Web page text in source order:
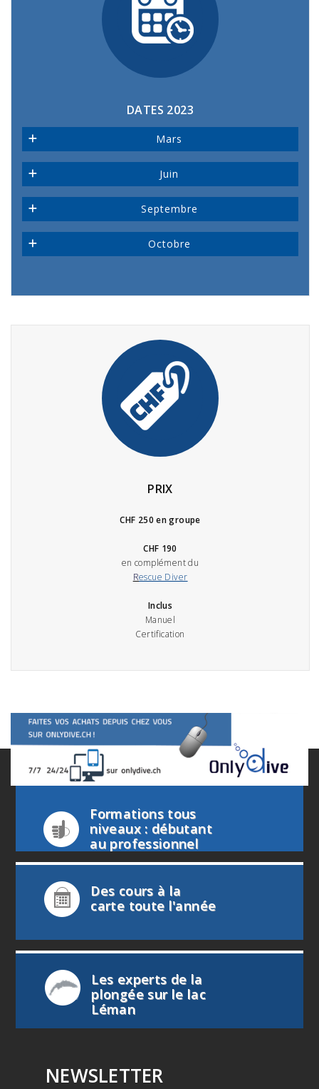
DATES 2023
Mars
Juin
Septembre
Octobre
PRIX
CHF 250 en groupe
CHF 190
en complément du
Rescue Diver
Inclus
Manuel
Certification
Formations tous
niveaux : débutant
au professionnel
Des cours à la
carte toute l'année
Les experts de la
plongée sur le lac
Léman
NEWSLETTER
info@deep-turtle.com